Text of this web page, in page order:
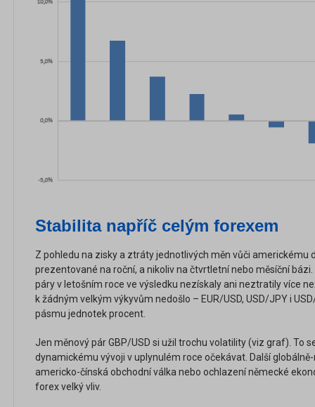
Stabilita napříč celým forexem
Z pohledu na zisky a ztráty jednotlivých měn vůči americkému
prezentované na roční, a nikoliv na čtvrtletní nebo měsíční
páry v letošním roce ve výsledku nezískaly ani neztratily více
k žádným velkým výkyvům nedošlo – EUR/USD, USD/JPY i
pásmu jednotek procent.
Jen měnový pár GBP/USD si užil trochu volatility (viz graf). To
dynamickému vývoji v uplynulém roce očekávat. Další
americko-čínská obchodní válka nebo ochlazení německé
forex velký vliv.